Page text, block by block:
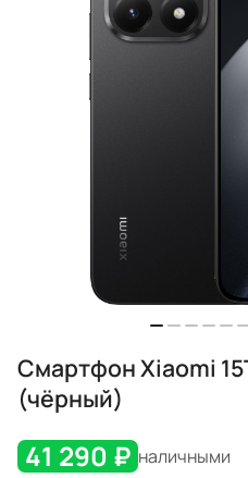
Смартфон Xiaomi
(чёрный)
41 290 ₽ наличными